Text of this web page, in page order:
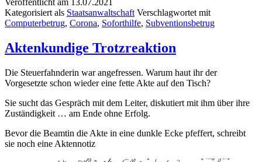
Veröffentlicht am 13.07.2021
Kategorisiert als Staatsanwaltschaft Verschlagwortet mit
Computerbetrug, Corona, Soforthilfe, Subventionsbetrug
Aktenkundige Trotzreaktion
Die Steuerfahnderin war angefressen. Warum haut ihr der
Vorgesetzte schon wieder eine fette Akte auf den Tisch?
Sie sucht das Gespräch mit dem Leiter, diskutiert mit ihm über ihre
Zuständigkeit … am Ende ohne Erfolg.
Bevor die Beamtin die Akte in eine dunkle Ecke pfeffert, schreibt
sie noch eine Aktennotiz